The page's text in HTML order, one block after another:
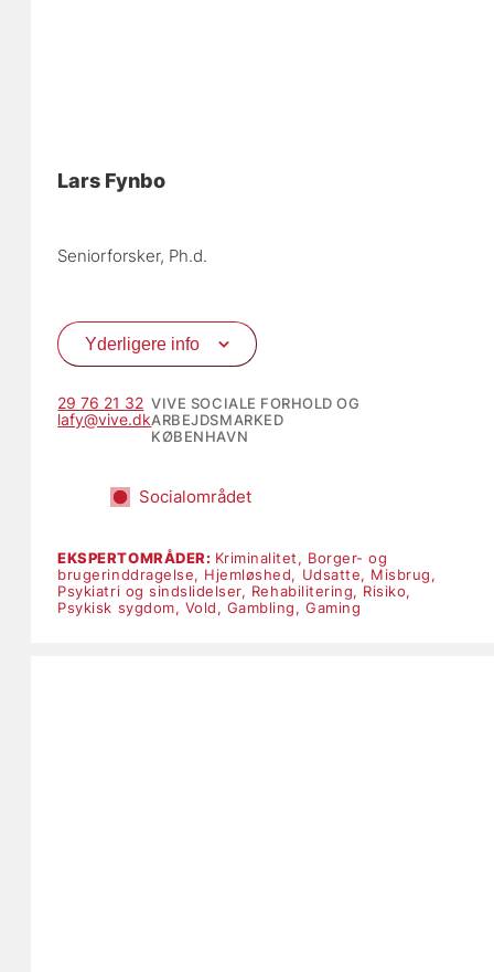
Lars Fynbo
Seniorforsker, Ph.d.
Yderligere info
29 76 21 32
lafy@vive.dk
VIVE SOCIALE FORHOLD OG
ARBEJDSMARKED
KØBENHAVN
Socialområdet
EKSPERTOMRÅDER: Kriminalitet, Borger- og
brugerinddragelse, Hjemløshed, Udsatte, Misbrug,
Psykiatri og sindslidelser, Rehabilitering, Risiko,
Psykisk sygdom, Vold, Gambling,Gaming